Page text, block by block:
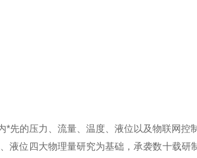
*先的压力、流量、温度、液位以及物联网控
液位四大物理量研究为基础，承袭数十载研